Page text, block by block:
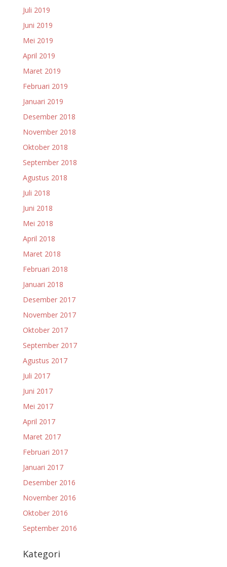
Juli 2019
Juni 2019
Mei 2019
April 2019
Maret 2019
Februari 2019
Januari 2019
Desember 2018
November 2018
Oktober 2018
September 2018
Agustus 2018
Juli 2018
Juni 2018
Mei 2018
April 2018
Maret 2018
Februari 2018
Januari 2018
Desember 2017
November 2017
Oktober 2017
September 2017
Agustus 2017
Juli 2017
Juni 2017
Mei 2017
April 2017
Maret 2017
Februari 2017
Januari 2017
Desember 2016
November 2016
Oktober 2016
September 2016
Kategori